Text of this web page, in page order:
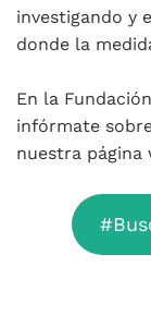
investigando y
donde la
En la
infórmate
nuestra página